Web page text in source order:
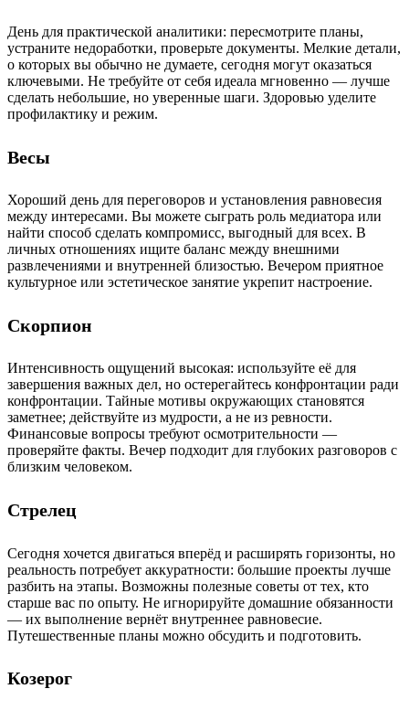
День для практической аналитики: пересмотрите планы,
устраните недоработки, проверьте документы. Мелкие детали,
о которых вы обычно не думаете, сегодня могут оказаться
ключевыми. Не требуйте от себя идеала мгновенно — лучше
сделать небольшие, но уверенные шаги. Здоровью уделите
профилактику и режим.
Весы
Хороший день для переговоров и установления равновесия
между интересами. Вы можете сыграть роль медиатора или
найти способ сделать компромисс, выгодный для всех. В
личных отношениях ищите баланс между внешними
развлечениями и внутренней близостью. Вечером приятное
культурное или эстетическое занятие укрепит настроение.
Скорпион
Интенсивность ощущений высокая: используйте её для
завершения важных дел, но остерегайтесь конфронтации ради
конфронтации. Тайные мотивы окружающих становятся
заметнее; действуйте из мудрости, а не из ревности.
Финансовые вопросы требуют осмотрительности —
проверяйте факты. Вечер подходит для глубоких разговоров с
близким человеком.
Стрелец
Сегодня хочется двигаться вперёд и расширять горизонты, но
реальность потребует аккуратности: большие проекты лучше
разбить на этапы. Возможны полезные советы от тех, кто
старше вас по опыту. Не игнорируйте домашние обязанности
— их выполнение вернёт внутреннее равновесие.
Путешественные планы можно обсудить и подготовить.
Козерог